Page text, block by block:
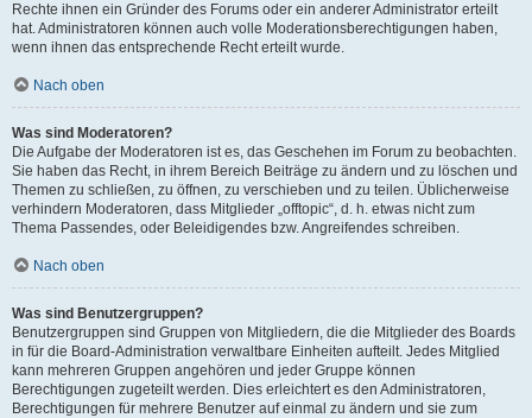
Rechte ihnen ein Gründer des Forums oder ein anderer Administrator erteilt
hat. Administratoren können auch volle Moderationsberechtigungen haben,
wenn ihnen das entsprechende Recht erteilt wurde.
Nach oben
Was sind Moderatoren?
Die Aufgabe der Moderatoren ist es, das Geschehen im Forum zu beobachten.
Sie haben das Recht, in ihrem Bereich Beiträge zu ändern und zu löschen und
Themen zu schließen, zu öffnen, zu verschieben und zu teilen. Üblicherweise
verhindern Moderatoren, dass Mitglieder „offtopic“, d. h. etwas nicht zum
Thema Passendes, oder Beleidigendes bzw. Angreifendes schreiben.
Nach oben
Was sind Benutzergruppen?
Benutzergruppen sind Gruppen von Mitgliedern, die die Mitglieder des Boards
in für die Board-Administration verwaltbare Einheiten aufteilt. Jedes Mitglied
kann mehreren Gruppen angehören und jeder Gruppe können
Berechtigungen zugeteilt werden. Dies erleichtert es den Administratoren,
Berechtigungen für mehrere Benutzer auf einmal zu ändern und sie zum